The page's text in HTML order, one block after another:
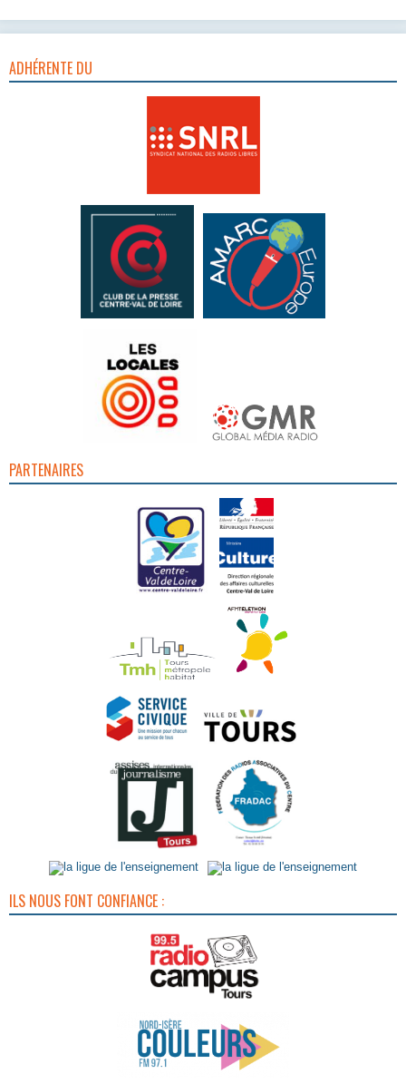
ADHÉRENTE DU
PARTENAIRES
ILS NOUS FONT CONFIANCE :